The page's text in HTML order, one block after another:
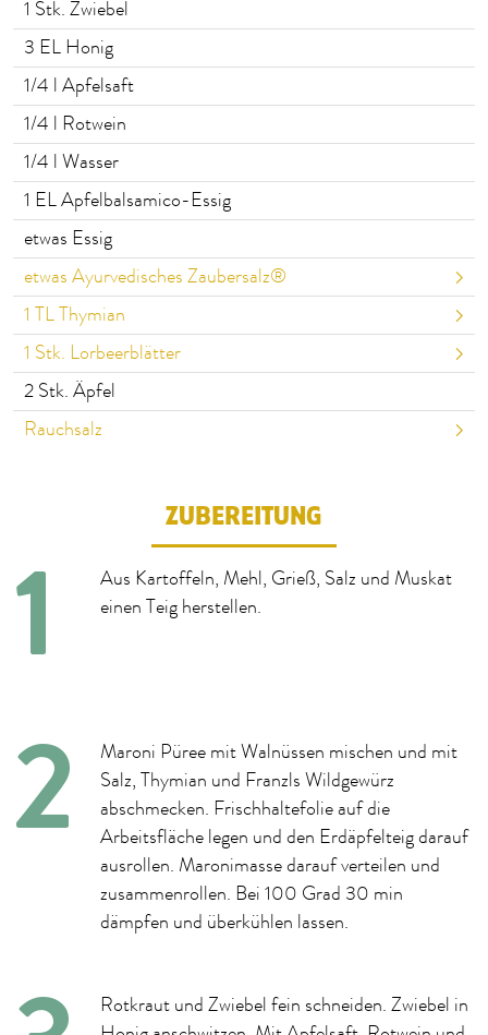
1 Stk. Zwiebel
3 EL Honig
1/4 l Apfelsaft
1/4 l Rotwein
1/4 l Wasser
1 EL Apfelbalsamico-Essig
etwas Essig
etwas Ayurvedisches Zaubersalz®
1 TL Thymian
1 Stk. Lorbeerblätter
2 Stk. Äpfel
Rauchsalz
ZUBEREITUNG
Aus Kartoffeln, Mehl, Grieß, Salz und Muskat
einen Teig herstellen.
Maroni Püree mit Walnüssen mischen und mit
Salz, Thymian und Franzls Wildgewürz
abschmecken. Frischhaltefolie auf die
Arbeitsfläche legen und den Erdäpfelteig darauf
ausrollen. Maronimasse darauf verteilen und
zusammenrollen. Bei 100 Grad 30 min
dämpfen und überkühlen lassen.
Rotkraut und Zwiebel fein schneiden. Zwiebel in